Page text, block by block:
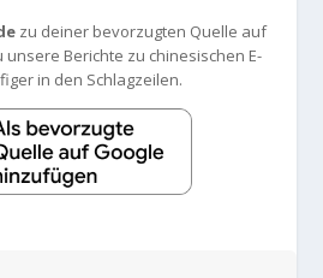
zu deiner bevorzugten Quelle auf
unsere Berichte zu chinesischen E-
in den Schlagzeilen.